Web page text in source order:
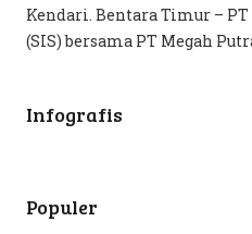
Kendari. Bentara Timur –
(SIS) bersama PT Megah
Infografis
Populer